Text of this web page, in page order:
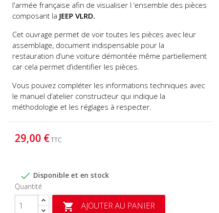
l'armée française afin de visualiser l ‘ensemble des pièces
composant la JEEP VLRD.
Cet ouvrage permet de voir toutes les pièces avec leur
assemblage, document indispensable pour la
restauration d’une voiture démontée même partiellement
car cela permet d’identifier les pièces.
Vous pouvez compléter les informations techniques avec
le manuel d’atelier constructeur qui indique la
méthodologie et les réglages à respecter.
29,00 €TTC
 Disponible et en stock
Quantité
 AJOUTER AU PANIER